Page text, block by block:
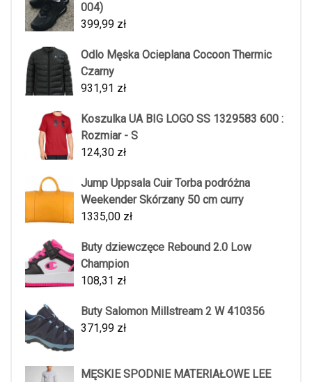
004)
399,99 zł
Odlo Męska Ocieplana Cocoon Thermic
Czarny
931,91 zł
Koszulka UA BIG LOGO SS 1329583 600 :
Rozmiar - S
124,30 zł
Jump Uppsala Cuir Torba podróżna
Weekender Skórzany 50 cm curry
1335,00 zł
Buty dziewczęce Rebound 2.0 Low
Champion
108,31 zł
Buty Salomon Millstream 2 W 410356
371,99 zł
MĘSKIE SPODNIE MATERIAŁOWE LEE